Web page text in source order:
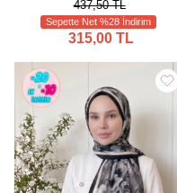
437,50 TL
Sepette Net %28 İndirim
315,00 TL